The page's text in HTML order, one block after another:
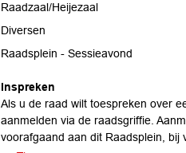
Raadzaal/Heijezaal
Diversen
Raadsplein - Sessieavond
Inspreken
Als u de raad wilt toespreken over
aanmelden via de raadsgriffie.
voorafgaand aan dit Raadsplein, bij